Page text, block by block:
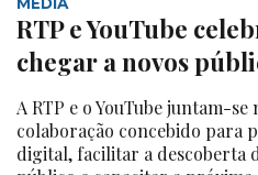
RTP e YouTube
chegar a novos
A RTP e o YouTube juntam-
colaboração concebido para
digital, facilitar a descoberta